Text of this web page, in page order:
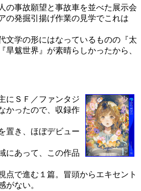
の事故願望と事故車を並べた展示会
の発掘引揚げ作業の見学でこれは
文学の形にはなっているものの『太
魃世界』が素晴らしかったから、
にＳＦ／ファンタジ
かったので、収録作
置き、ほぼデビュー
にあって、この作品
点で進む１篇。冒頭からエキセント
がない。